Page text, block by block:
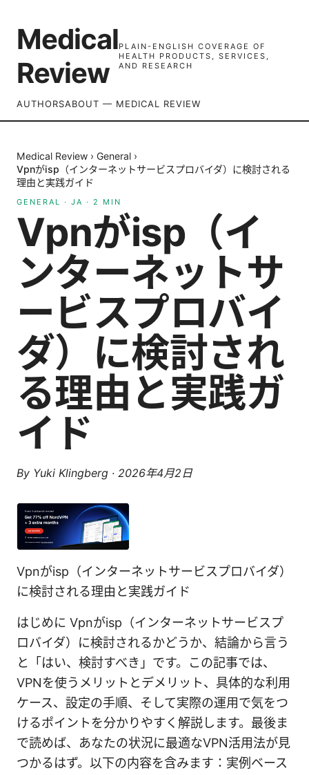
Medical
Review
PLAIN-ENGLISH COVERAGE OF
HEALTH PRODUCTS, SERVICES,
AND RESEARCH
AUTHORSABOUT — MEDICAL REVIEW
Medical Review › General ›
Vpnがisp（インターネットサービスプロバイダ）に検討される
理由と実践ガイド
GENERAL · JA · 2 MIN
Vpnがisp（イ
ンターネットサ
ービスプロバイ
ダ）に検討され
る理由と実践ガ
イド
By Yuki Klingberg · 2026年4月2日
Vpnがisp（インターネットサービスプロバイダ）
に検討される理由と実践ガイド
はじめに Vpnがisp（インターネットサービスプ
ロバイダ）に検討されるかどうか、結論から言う
と「はい、検討すべき」です。この記事では、
VPNを使うメリットとデメリット、具体的な利用
ケース、設定の手順、そして実際の運用で気をつ
けるポイントを分かりやすく解説します。最後ま
で読めば、あなたの状況に最適なVPN活用法が見
つかるはず。以下の内容を含みます：実例ベース